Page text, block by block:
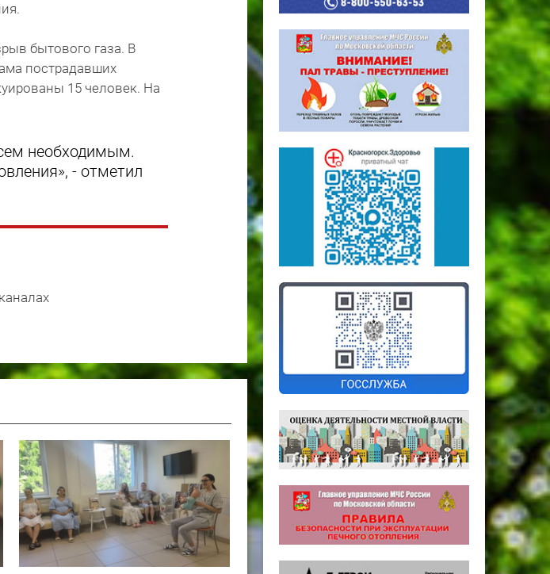
бытового газа. В
пострадавших
15 человек. На
необходимым.
- отметил